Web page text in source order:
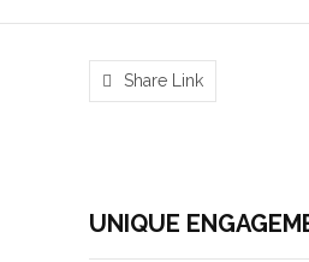
Share Link
UNIQUE